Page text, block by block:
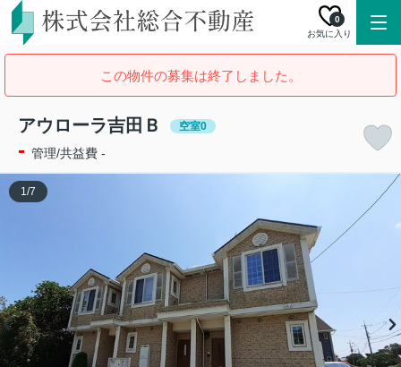
お気に入り
0
この物件の募集は終了しました。
アウローラ吉田Ｂ 空室0
- 管理/共益費 -
1/7